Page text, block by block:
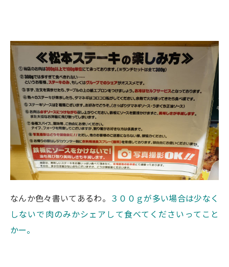
なんか色々書いてあるわ。 ３００ｇが多い場合は少なく
しないで肉のみかシェアして食べてくださいってこと
かー。